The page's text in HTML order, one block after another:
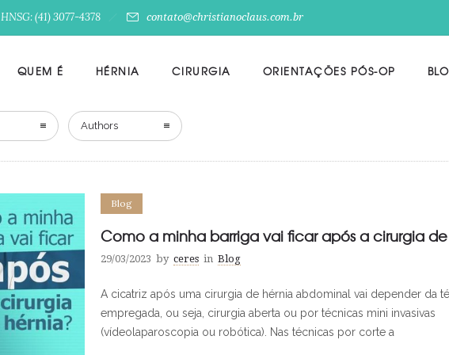
HNSG: (41) 3077-4378 contato@christianoclaus.com.br
QUEM É HÉRNIA CIRURGIA ORIENTAÇÕES PÓS-OP
Authors
Blog
Como a minha barriga vai ficar após a cirurgia
29/03/2023 by ceres in Blog
A cicatriz após uma cirurgia de hérnia abdominal vai depender da
empregada, ou seja, cirurgia aberta ou por técnicas mini invasivas
(vídeolaparoscopia ou robótica). Nas técnicas por corte a